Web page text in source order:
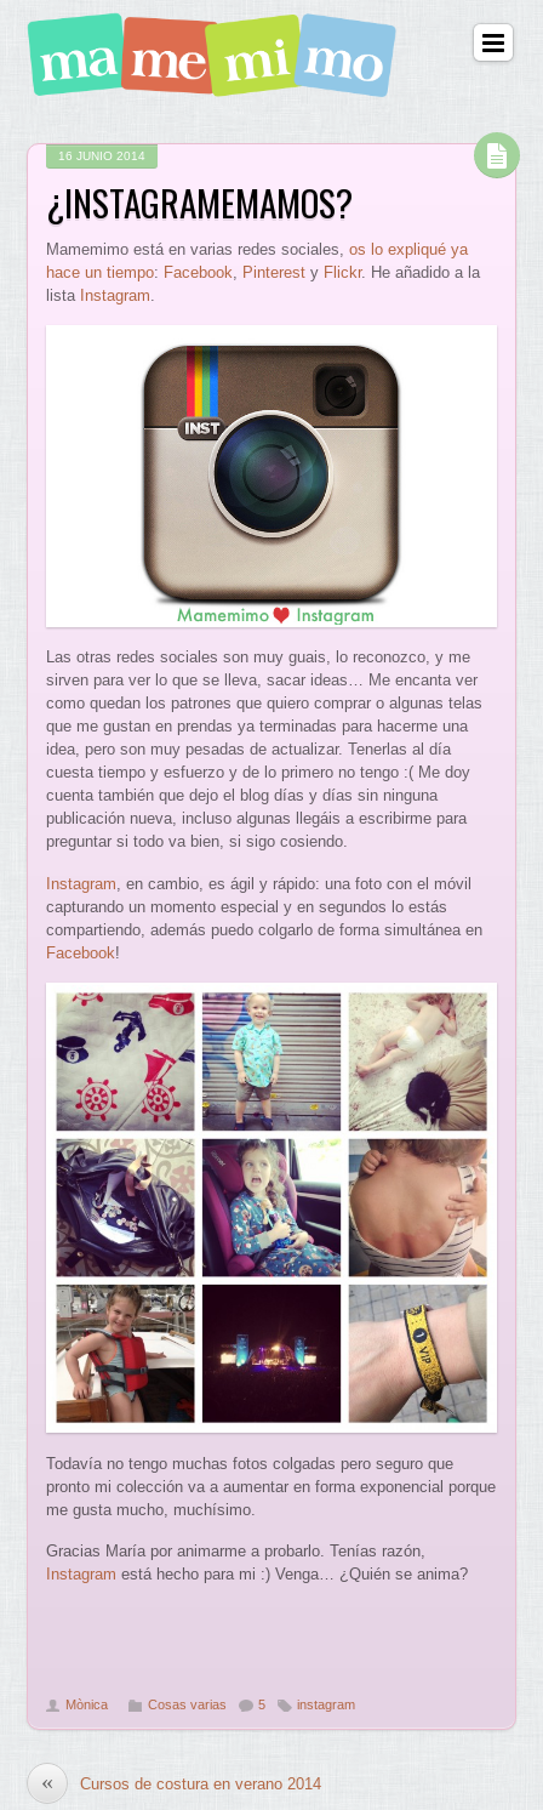
16 JUNIO 2014
¿INSTAGRAMEMAMOS?
Mamemimo está en varias redes sociales,os lo expliqué ya
hace un tiempo: Facebook Pinterest y Flickr. He añadido a la
lista Instagram
Las otras redes sociales son muy guais, lo reconozco, y me
sirven para ver lo que se lleva, sacar ideas… Me encanta ver
como quedan los patrones que quiero comprar o algunas telas
que me gustan en prendas ya terminadas para hacerme una
idea, pero son muy pesadas de actualizar. Tenerlas al día
cuesta tiempo y esfuerzo y de lo primero no tengo :( Me doy
cuenta también que dejo el blog días y días sin ninguna
publicación nueva, incluso algunas llegáis a escribirme para
preguntar si todo va bien, si sigo cosiendo.
Instagram , en cambio, es ágil y rápido: una foto con el móvil
capturando un momento especial y en segundos lo estás
compartiendo, además puedo colgarlo de forma simultánea en
Facebook!
Todavía no tengo muchas fotos colgadas pero seguro que
pronto mi colección va a aumentar en forma exponencial porque
me gusta mucho, muchísimo.
Gracias María por animarme a probarlo. Tenías razón,
Instagram está hecho para mi :) Venga… ¿Quién se anima?
Mònica Cosas varias 5 instagram
« Cursos de costura en verano 2014